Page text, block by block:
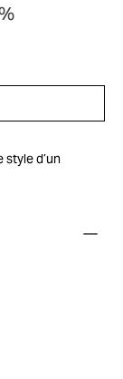
style d’un